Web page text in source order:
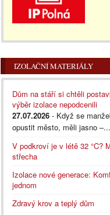
IZOLAČNÍ MATERIÁLY
Dům na stáří si chtěli
výběr izolace nepodcenili
27.07.2026 - Když se
opustit město, měli jasno –...
V podkroví je v létě 32 °C?
střecha
Izolace nové generace:
jednom
Zdravý krov a teplý dům